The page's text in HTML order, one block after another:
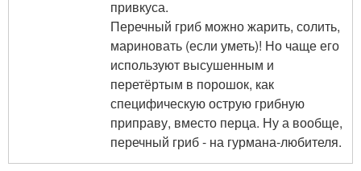
привкуса.
Перечный гриб можно жарить, солить,
мариновать (если уметь)! Но чаще его
используют высушенным и
перетёртым в порошок, как
специфическую острую грибную
приправу, вместо перца. Ну а вообще,
перечный гриб - на гурмана-любителя.